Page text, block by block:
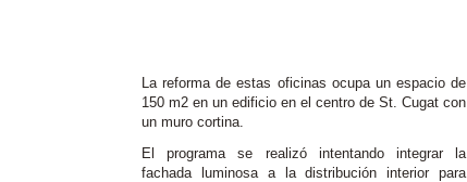
La reforma de estas oficinas ocupa un espacio de
150 m2 en un edificio en el centro de St. Cugat con
un muro cortina.
El programa se realizó intentando integrar la
fachada luminosa a la distribución interior para